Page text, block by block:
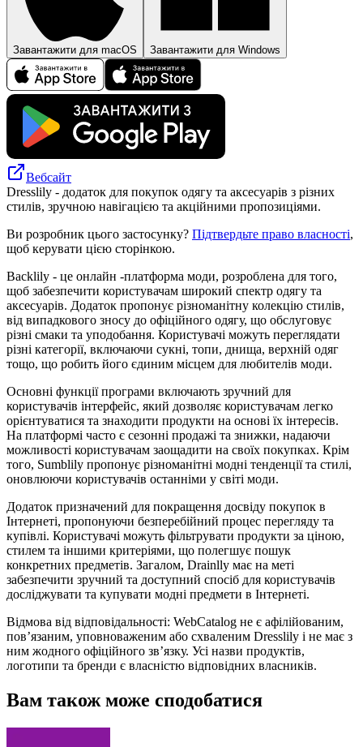
Завантажити для macOS Завантажити для Windows
Вебсайт
Dresslily - додаток для покупок одягу та аксесуарів з різних
стилів, зручною навігацією та акційними пропозиціями.
Ви розробник цього застосунку? Підтвердьте право власності,
щоб керувати цією сторінкою.
Backlily - це онлайн -платформа моди, розроблена для того,
щоб забезпечити користувачам широкий спектр одягу та
аксесуарів. Додаток пропонує різноманітну колекцію стилів,
від випадкового зносу до офіційного одягу, що обслуговує
різні смаки та уподобання. Користувачі можуть переглядати
різні категорії, включаючи сукні, топи, днища, верхній одяг
тощо, що робить його єдиним місцем для любителів моди.
Основні функції програми включають зручний для
користувачів інтерфейс, який дозволяє користувачам легко
орієнтуватися та знаходити продукти на основі їх інтересів.
На платформі часто є сезонні продажі та знижки, надаючи
можливості користувачам заощадити на своїх покупках. Крім
того, Sumblily пропонує різноманітні модні тенденції та стилі,
оновлюючи користувачів останніми у світі моди.
Додаток призначений для покращення досвіду покупок в
Інтернеті, пропонуючи безперебійний процес перегляду та
купівлі. Користувачі можуть фільтрувати продукти за ціною,
стилем та іншими критеріями, що полегшує пошук
конкретних предметів. Загалом, Drainlly має на меті
забезпечити зручний та доступний спосіб для користувачів
досліджувати та купувати модні предмети в Інтернеті.
Відмова від відповідальності: WebCatalog не є афілійованим,
пов’язаним, уповноваженим або схваленим Dresslily і не має з
ним жодного офіційного зв’язку. Усі назви продуктів,
логотипи та бренди є власністю відповідних власників.
Вам також може сподобатися